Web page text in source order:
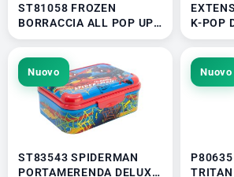
ST81058 FROZEN
BORRACCIA ALL POP UP
CON CANNUCCIA E
K-POP
Nuovo
ST83543 SPIDERMAN
PORTAMERENDA DELUXE
Nuovo
P80635